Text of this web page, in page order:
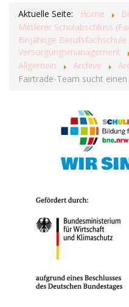
Aktuelle Seite: Home
Mittlerer Schulabschluss
Einjährige
Versorgungsmanagement
Allgemein
Archive
Fairtrade-Team sucht